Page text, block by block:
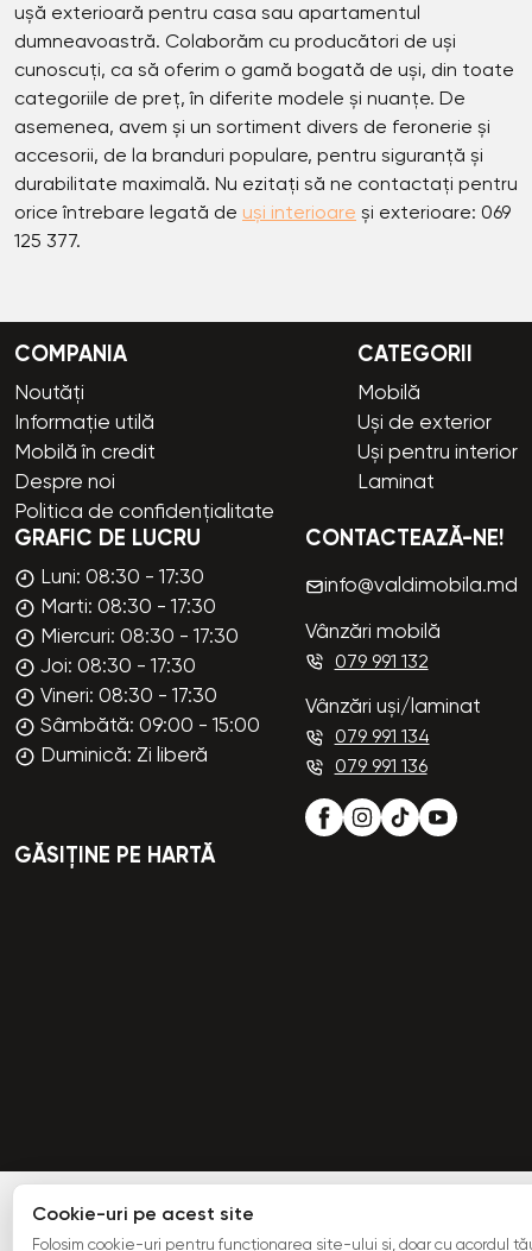
ușă exterioară pentru casa sau apartamentul
dumneavoastră. Colaborăm cu producători de uși
cunoscuți, ca să oferim o gamă bogată de uși, din toate
categoriile de preț, în diferite modele și nuanțe. De
asemenea, avem și un sortiment divers de feronerie și
accesorii, de la branduri populare, pentru siguranță și
durabilitate maximală. Nu ezitați să ne contactați pentru
orice întrebare legată de uși interioare și exterioare: 069
125 377.
COMPANIA
Noutăți
Informație utilă
Mobilă în credit
Despre noi
Politica de confidențialitate
CATEGORII
Mobilă
Uși de exterior
Uși pentru interior
Laminat
GRAFIC DE LUCRU
Luni: 08:30 - 17:30
Marti: 08:30 - 17:30
Miercuri: 08:30 - 17:30
Joi: 08:30 - 17:30
Vineri: 08:30 - 17:30
Sâmbătă: 09:00 - 15:00
Duminică: Zi liberă
CONTACTEAZĂ-NE!
info@valdimobila.md
Vânzări mobilă
079 991 132
Vânzări uși/laminat
079 991 134
079 991 136
GĂSIȚINE PE HARTĂ
Cookie-uri pe acest site
Folosim cookie-uri pentru funcționarea site-ului și, doar cu acordul